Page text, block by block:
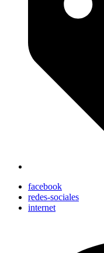
facebook
redes-sociales
internet